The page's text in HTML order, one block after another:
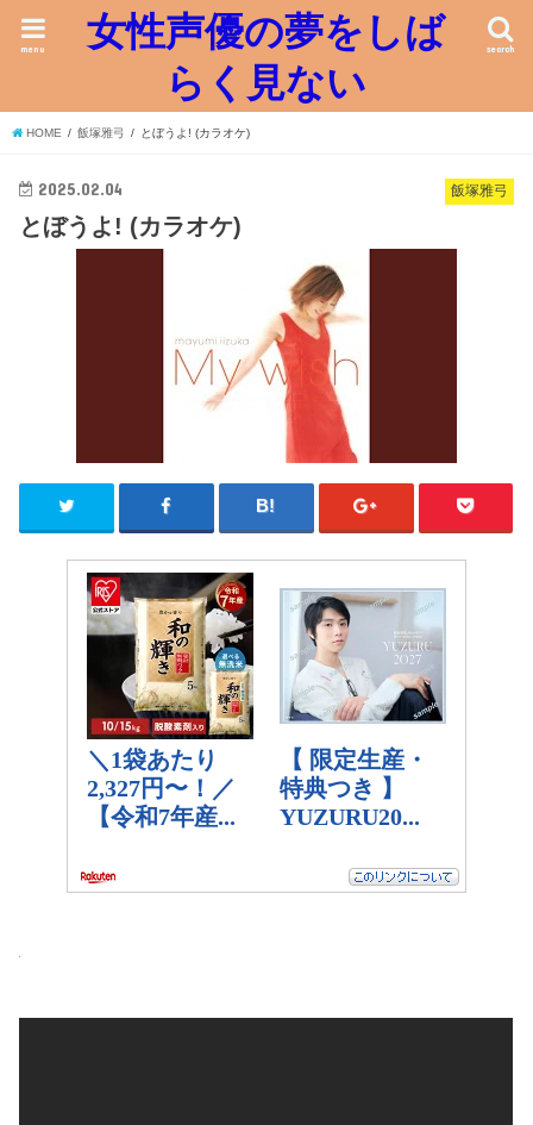
女性声優の夢をしば
らく見ない
search
menu
HOME 飯塚雅弓 とぼうよ! (カラオケ)
飯塚雅弓
2025.02.04
とぼうよ! (カラオケ)